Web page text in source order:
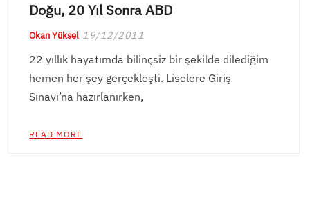
Doğu, 20 Yıl Sonra ABD
Okan Yüksel 19/12/2011
22 yıllık hayatımda bilinçsiz bir şekilde dilediğim
hemen her şey gerçekleşti. Liselere Giriş
Sınavı’na hazırlanırken,
READ MORE